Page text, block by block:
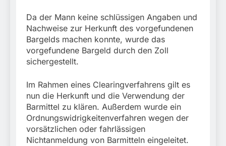
Da der Mann keine schlüssigen Angaben und
Nachweise zur Herkunft des vorgefundenen
Bargelds machen konnte, wurde das
vorgefundene Bargeld durch den Zoll
sichergestellt.
Im Rahmen eines Clearingverfahrens gilt es
nun die Herkunft und die Verwendung der
Barmittel zu klären. Außerdem wurde ein
Ordnungswidrigkeitenverfahren wegen der
vorsätzlichen oder fahrlässigen
Nichtanmeldung von Barmitteln eingeleitet.